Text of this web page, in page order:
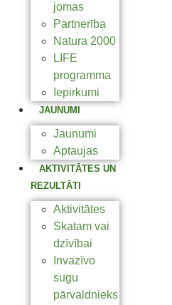
jomas
Partnerība
Natura 2000
LIFE
programma
Iepirkumi
JAUNUMI
Jaunumi
Aptaujas
AKTIVITĀTES UN
REZULTĀTI
Aktivitātes
Skatam vai
dzīvībai
Invazīvo
sugu
pārvaldnieks